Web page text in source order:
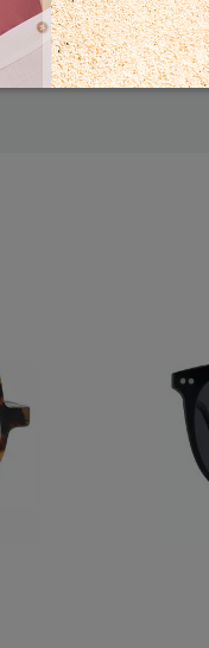
Fabricación
5-7 días laborales detalles